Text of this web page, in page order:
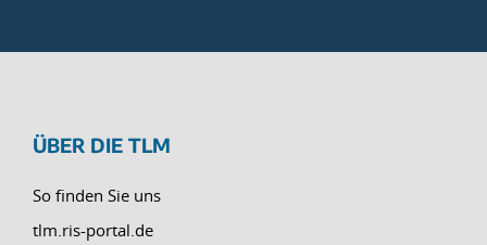
ÜBER DIE TLM
So finden Sie uns
tlm.ris-portal.de